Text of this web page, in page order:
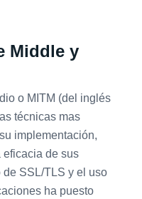
Middle y
o MITM (del inglés
técnicas mas
implementación,
eficacia de sus
SSL/TLS y el uso
ha puesto